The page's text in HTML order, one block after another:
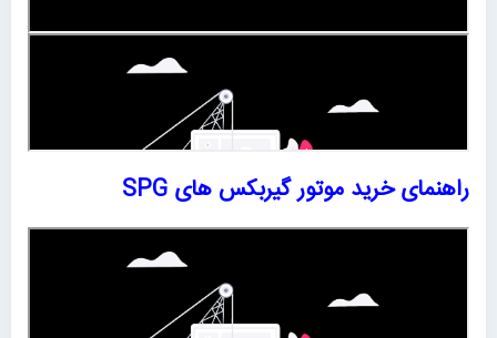
راهنمای خرید موتور گیربکس های SPG